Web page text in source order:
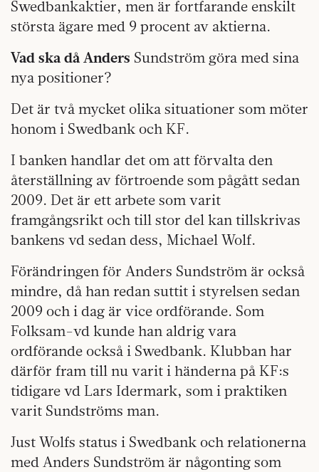
Swedbankaktier, men är fortfarande enskilt
största ägare med 9 procent av aktierna.
Vad ska då Anders Sundström göra med sina
nya positioner?
Det är två mycket olika situationer som möter
honom i Swedbank och KF.
I banken handlar det om att förvalta den
återställning av förtroende som pågått sedan
2009. Det är ett arbete som varit
framgångsrikt och till stor del kan tillskrivas
bankens vd sedan dess, Michael Wolf.
Förändringen för Anders Sundström är också
mindre, då han redan suttit i styrelsen sedan
2009 och i dag är vice ordförande. Som
Folksam-vd kunde han aldrig vara
ordförande också i Swedbank. Klubban har
därför fram till nu varit i händerna på KF:s
tidigare vd Lars Idermark, som i praktiken
varit Sundströms man.
Just Wolfs status i Swedbank och relationerna
med Anders Sundström är någonting som